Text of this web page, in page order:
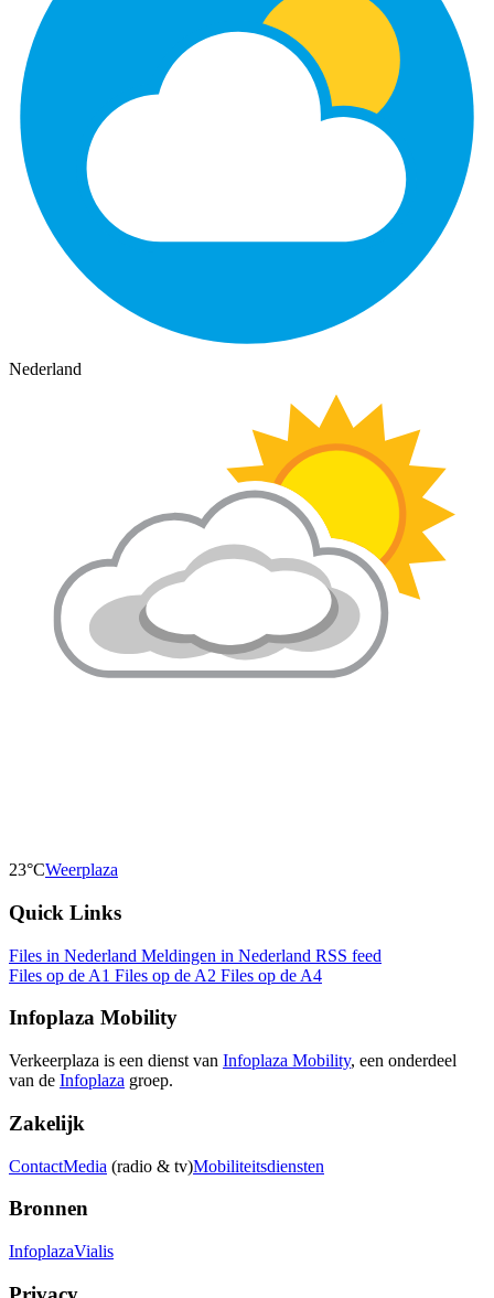
Nederland
23°CWeerplaza
Quick Links
Files in Nederland Meldingen in Nederland RSS feed
Files op de A1 Files op de A2 Files op de A4
Infoplaza Mobility
Verkeerplaza is een dienst van Infoplaza Mobility, een onderdeel
van de Infoplaza groep.
Zakelijk
ContactMedia (radio & tv)Mobiliteitsdiensten
Bronnen
InfoplazaVialis